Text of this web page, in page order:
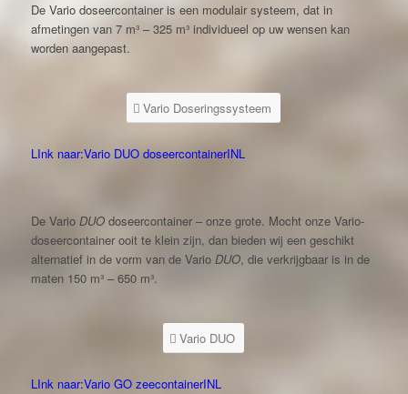
De Vario doseercontainer is een modulair systeem, dat in
afmetingen van 7 m³ – 325 m³ individueel op uw wensen kan
worden aangepast.
Vario Doseringssysteem
LInk naar:Vario DUO doseercontainerINL
De Vario DUOdoseercontainer – onze grote. Mocht onze Vario-
doseercontainer ooit te klein zijn, dan bieden wij een geschikt
alternatief in de vorm van de Vario DUO, die verkrijgbaar is in de
maten 150 m³ – 650 m³.
Vario DUO
LInk naar:Vario GO zeecontainerINL